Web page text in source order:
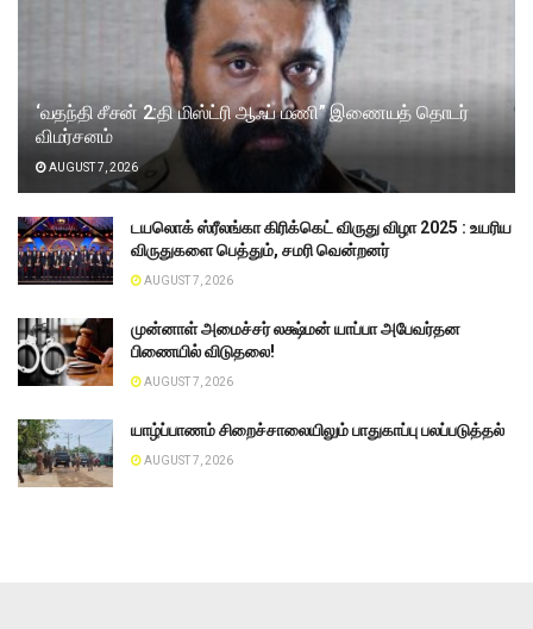
‘வதந்தி சீசன் 2:தி மிஸ்ட்ரி ஆஃப் மணி” இணையத் தொடர்
விமர்சனம்
AUGUST 7, 2026
டயலொக் ஸ்ரீலங்கா கிரிக்கெட் விருது விழா 2025 : உயரிய
விருதுகளை பெத்தும், சமரி வென்றனர்
AUGUST 7, 2026
முன்னாள் அமைச்சர் லக்ஷ்மன் யாப்பா அபேவர்தன
பிணையில் விடுதலை!
AUGUST 7, 2026
யாழ்ப்பாணம் சிறைச்சாலையிலும் பாதுகாப்பு பலப்படுத்தல்
AUGUST 7, 2026